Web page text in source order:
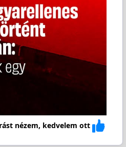
nézem, kedvelem ott